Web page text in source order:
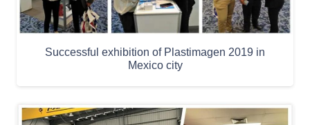
Successful exhibition of Plastimagen 2019 in
Mexico city